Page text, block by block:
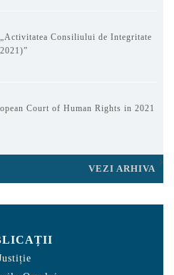
Consiliului de Integritate
Court of Human Rights in 2021
VEZI ARHIVA